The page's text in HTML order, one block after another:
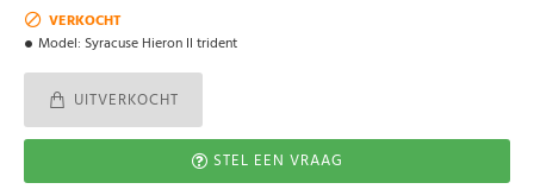
VERKOCHT
Model: Syracuse Hieron II trident
UITVERKOCHT
STEL EEN VRAAG